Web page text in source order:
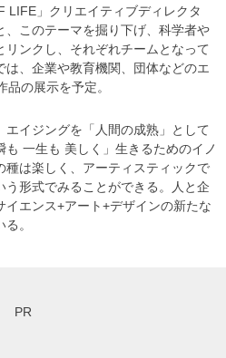
LIFE」クリエイティブディレクタ
、このテーマを掘り下げ、科学者や
ンクし、それぞれチームとなって
、企業や教育機関、団体などのエ
の展示を予定。
イジングを「人間の成熟」として
一生も 美しく」生きるためのイノ
は楽しく、アーティスティックで
形式でみることができる。人と企
エンス+アート+デザインの新たな
。
PR